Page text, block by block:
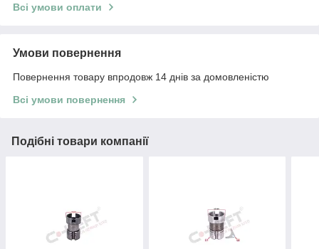
Всі умови оплати
Умови повернення
Повернення товару впродовж 14 днів за домовленістю
Всі умови повернення
Подібні товари компанії